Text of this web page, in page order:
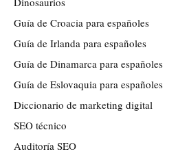
Guía de Croacia para españoles
Guía de Irlanda para españoles
Guía de Dinamarca para españoles
Guía de Eslovaquia para españoles
Diccionario de marketing digital
SEO técnico
Auditoría SEO